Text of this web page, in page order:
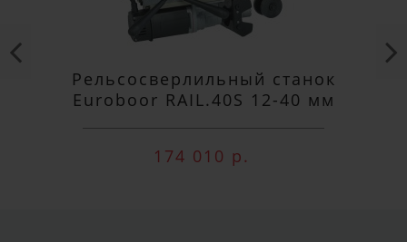
Рельсосверлильный станок
Euroboor RAIL.40S 12-40 мм
174 010 р.